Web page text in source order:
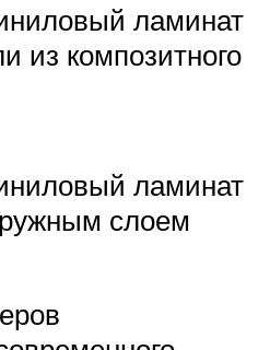
ламинат
из композитного
ламинат
слоем